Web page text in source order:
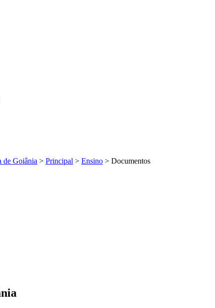
de Goiânia > Principal > Ensino > Documentos